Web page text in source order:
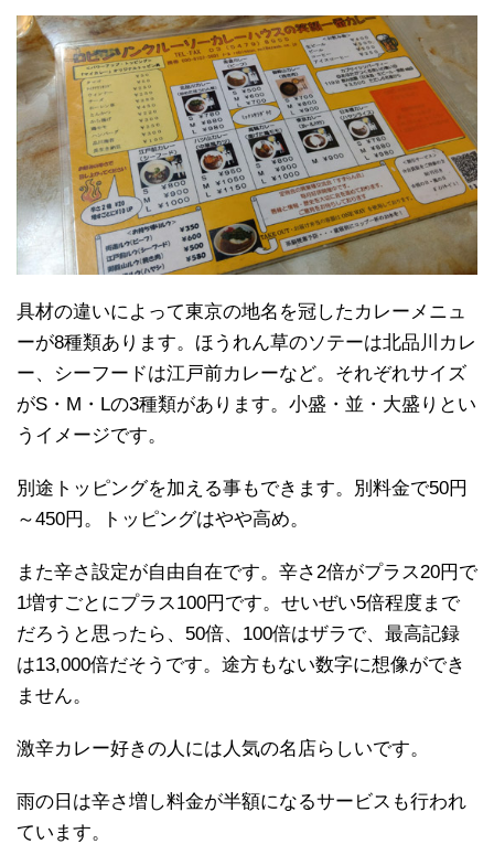
具材の違いによって東京の地名を冠したカレーメニュ
ーが8種類あります。ほうれん草のソテーは北品川カレ
ー、シーフードは江戸前カレーなど。それぞれサイズ
がS・M・Lの3種類があります。小盛・並・大盛りとい
うイメージです。
別途トッピングを加える事もできます。別料金で50円
～450円。トッピングはやや高め。
また辛さ設定が自由自在です。辛さ2倍がプラス20円で
1増すごとにプラス100円です。せいぜい5倍程度まで
だろうと思ったら、50倍、100倍はザラで、最高記録
は13,000倍だそうです。途方もない数字に想像ができ
ません。
激辛カレー好きの人には人気の名店らしいです。
雨の日は辛さ増し料金が半額になるサービスも行われ
ています。